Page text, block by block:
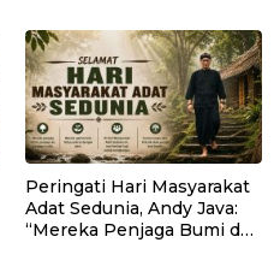
Peringati Hari Masyarakat
Adat Sedunia, Andy Java:
“Mereka Penjaga Bumi dan